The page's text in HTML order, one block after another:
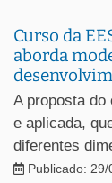
Curso da
aborda
A proposta
e aplicada,
diferentes
Publicado: